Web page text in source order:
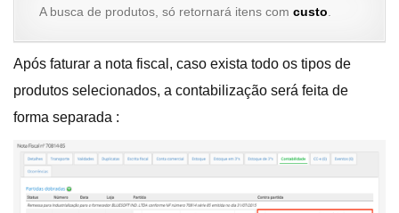
A busca de produtos, só retornará itens com custo
Após faturar a nota fiscal, caso exista todo os tipos de
produtos selecionados, a contabilização será feita de
forma separada :